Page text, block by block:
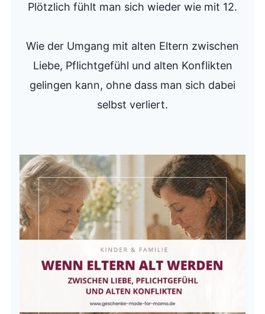
Plötzlich fühlt man sich wieder wie mit 12.
Wie der Umgang mit alten Eltern zwischen
Liebe, Pflichtgefühl und alten Konflikten
gelingen kann, ohne dass man sich dabei
selbst verliert.